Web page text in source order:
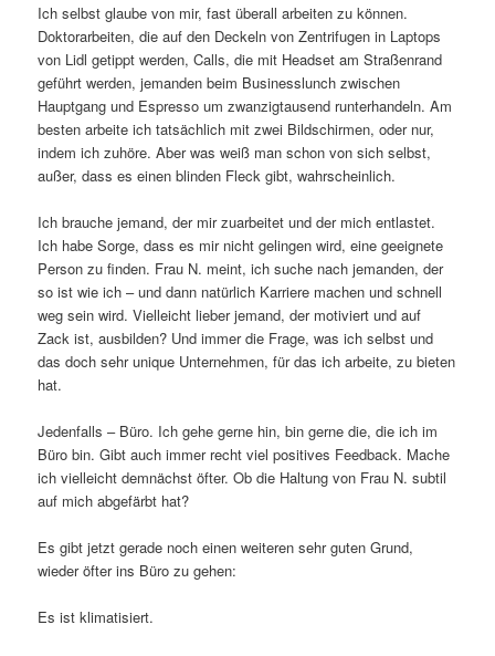
Ich selbst glaube von mir, fast überall arbeiten zu können.
Doktorarbeiten, die auf den Deckeln von Zentrifugen in Laptops
von Lidl getippt werden, Calls, die mit Headset am Straßenrand
geführt werden, jemanden beim Businesslunch zwischen
Hauptgang und Espresso um zwanzigtausend runterhandeln. Am
besten arbeite ich tatsächlich mit zwei Bildschirmen, oder nur,
indem ich zuhöre. Aber was weiß man schon von sich selbst,
außer, dass es einen blinden Fleck gibt, wahrscheinlich.
Ich brauche jemand, der mir zuarbeitet und der mich entlastet.
Ich habe Sorge, dass es mir nicht gelingen wird, eine geeignete
Person zu finden. Frau N. meint, ich suche nach jemanden, der
so ist wie ich – und dann natürlich Karriere machen und schnell
weg sein wird. Vielleicht lieber jemand, der motiviert und auf
Zack ist, ausbilden? Und immer die Frage, was ich selbst und
das doch sehr unique Unternehmen, für das ich arbeite, zu bieten
hat.
Jedenfalls – Büro. Ich gehe gerne hin, bin gerne die, die ich im
Büro bin. Gibt auch immer recht viel positives Feedback. Mache
ich vielleicht demnächst öfter. Ob die Haltung von Frau N. subtil
auf mich abgefärbt hat?
Es gibt jetzt gerade noch einen weiteren sehr guten Grund,
wieder öfter ins Büro zu gehen:
Es ist klimatisiert.